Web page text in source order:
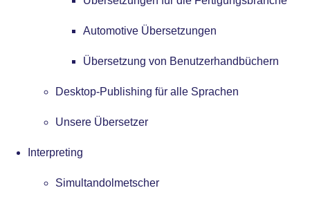
Automotive Übersetzungen
Übersetzung von Benutzerhandbüchern
Desktop-Publishing für alle Sprachen
Unsere Übersetzer
Interpreting
Simultandolmetscher